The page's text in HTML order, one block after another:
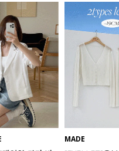
회원혜택
COMMUNITY
ALL
스클루시브
우터
셔츠 MADE